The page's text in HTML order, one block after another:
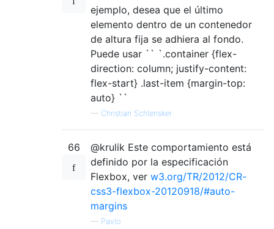
ejemplo, desea que el último
elemento dentro de un contenedor
de altura fija se adhiera al fondo.
Puede usar `` `.container {flex-
direction: column; justify-content:
flex-start} .last-item {margin-top:
auto} ``
— Christian Schlensker
66
@krulik Este comportamiento está
definido por la especificación
Flexbox, ver w3.org/TR/2012/CR-
css3-flexbox-20120918/#auto-
margins
— Pavlo